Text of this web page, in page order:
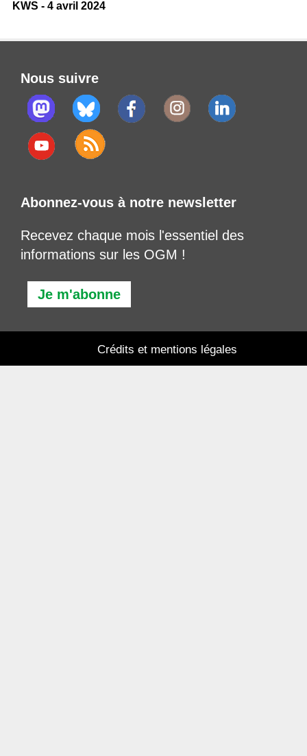
KWS - 4 avril 2024
Nous suivre
Abonnez-vous à notre newsletter
Recevez chaque mois l'essentiel des
informations sur les OGM !
Je m'abonne
Crédits et mentions légales